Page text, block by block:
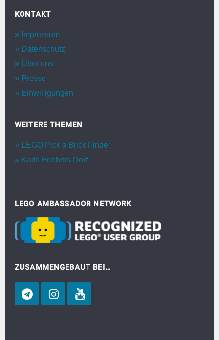
KONTAKT
Impressum
Datenschutz
Über uns
Presse
Einwilligungen
WEITERE THEMEN
LEGO Pick a Brick Finder
Karls Erlebnis-Dorf
LEGO AMBASSADOR NETWORK
ZUSAMMENGEBAUT BEI…